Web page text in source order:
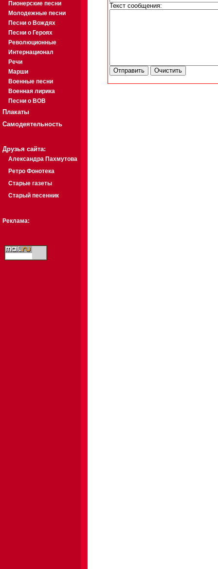
Пионерские песни
Молодежные песни
Песни о Вождях
Песни о Героях
Революционные
Интернационал
Речи
Марши
Военные песни
Военная лирика
Песни о ВОВ
Плакаты
Самодеятельность
Друзья сайта:
Александра Пахмутова
Ретро Фонотека
Старые газеты
Старый песенник
Реклама:
Текст сообщения: